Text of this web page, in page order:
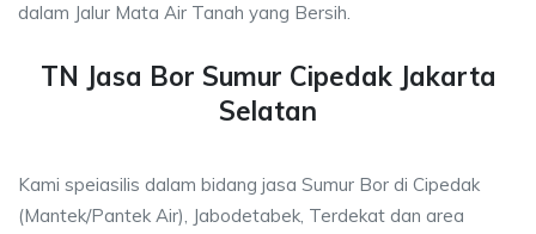
dalam Jalur Mata Air Tanah yang Bersih.
TN Jasa Bor Sumur Cipedak Jakarta
Selatan
Kami speiasilis dalam bidang jasa Sumur Bor di Cipedak
(Mantek/Pantek Air), Jabodetabek, Terdekat dan area